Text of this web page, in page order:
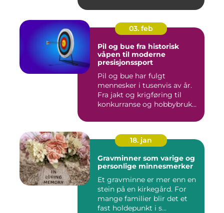
03. feb
Pil og bue fra historisk
våpen til moderne
presisjonssport
Pil og bue har fulgt
mennesker i tusenvis av år.
Fra jakt og krigføring til
konkurranse og hobbybruk...
18. jan
Gravminner som varige og
personlige minnesmerker
Et gravminne er mer enn en
stein på en kirkegård. For
mange familier blir det et
fast holdepunkt i s...